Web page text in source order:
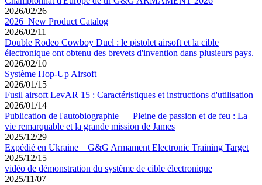
2026/02/26
2026_New Product Catalog
2026/02/11
Double Rodeo Cowboy Duel : le pistolet airsoft et la cible
électronique ont obtenu des brevets d'invention dans plusieurs pays.
2026/02/10
Système Hop-Up Airsoft
2026/01/15
Fusil airsoft LevAR 15 : Caractéristiques et instructions d'utilisation
2026/01/14
Publication de l'autobiographie — Pleine de passion et de feu : La
vie remarquable et la grande mission de James
2025/12/29
Expédié en Ukraine _ G&G Armament Electronic Training Target
2025/12/15
vidéo de démonstration du système de cible électronique
2025/11/07